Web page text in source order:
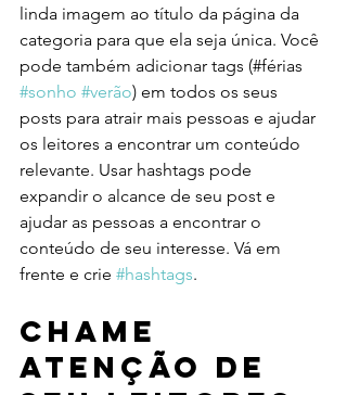
linda imagem ao título da página da
categoria para que ela seja única. Você
pode também adicionar tags (#férias
#sonho #verão) em todos os seus
posts para atrair mais pessoas e ajudar
os leitores a encontrar um conteúdo
relevante. Usar hashtags pode
expandir o alcance de seu post e
ajudar as pessoas a encontrar o
conteúdo de seu interesse. Vá em
frente e crie #hashtags.
Chame
atenção de